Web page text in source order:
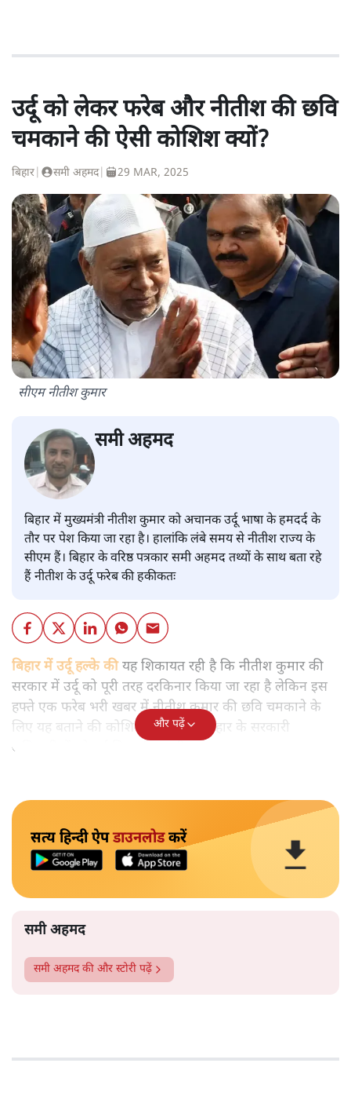
उर्दू को लेकर फरेब और नीतीश की छवि
चमकाने की ऐसी कोशिश क्यों?
बिहार समी अहमद| 29 MAR, 2025
सीएम नीतीश कुमार
समी अहमद
बिहार में मुख्यमंत्री नीतीश कुमार को अचानक उर्दू भाषा के हमदर्द के
तौर पर पेश किया जा रहा है। हालांकि लंबे समय से नीतीश राज्य के
सीएम हैं। बिहार के वरिष्ठ पत्रकार समी अहमद तथ्यों के साथ बता रहे
हैं नीतीश के उर्दू फरेब की हकीकतः
बिहार में उर्दू हल्के कीयह शिकायत रही है कि नीतीश कुमार की
सरकार में उर्दू को पूरी तरह दरकिनार किया जा रहा है लेकिन इस
हफ्ते एक फरेब भरी खबर में नीतीश कुमार की छवि चमकाने के
लिए यह बताने की कोशिश की गई कि बिहार के सरकारी
अधिकारियों को उर्दू सिखाई जाएगी।
और पढ़ें
सत्य हिन्दी ऐपडाउनलोडकरें
समी अहमद
समी अहमदकी और स्टोरी पढ़ें